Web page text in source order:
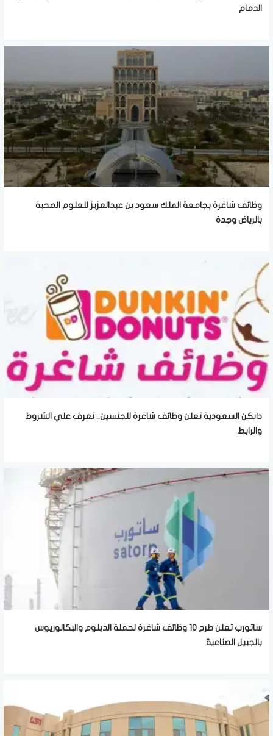
الدمام
وظائف شاغرة بجامعة الملك سعود بن عبدالعزيز للعلوم الصحية
بالرياض وجدة
دانكن السعودية تعلن وظائف شاغرة للجنسين.. تعرف علي الشروط
والرابط
ساتورب تعلن طرح 10 وظائف شاغرة لحملة الدبلوم والبكالوريوس
بالجبيل الصناعية